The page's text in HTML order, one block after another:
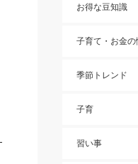
お得な豆知識
子育て・お金の
季節トレンド
子育
習い事